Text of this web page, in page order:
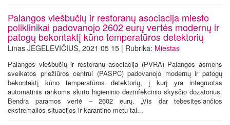
Palangos viešbučių ir restoranų asociacija miesto
poliklinikai padovanojo 2602 eurų vertės modernų ir
patogų bekontaktį kūno temperatūros detektorių
Linas JEGELEVIČIUS, 2021 05 15 | Rubrika: Miestas
Palangos viešbučių ir restoranų asociacija (PVRA) Palangos asmens
sveikatos priežiūros centrui (PASPC) padovanojo modernų ir patogų
bekontaktį kūno temperatūros detektorių, į kurį yra integruotas
automatinis rankoms skirto higieninio dezinfekcinio skysčio dozatorius.
Bendra paramos vertė – 2602 eurų. „Vis dar tebesitęsiančios
ekstremalios situacijos ir karantino metu tai...